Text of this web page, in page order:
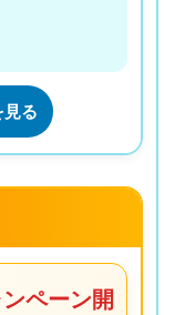
る
ペーン開